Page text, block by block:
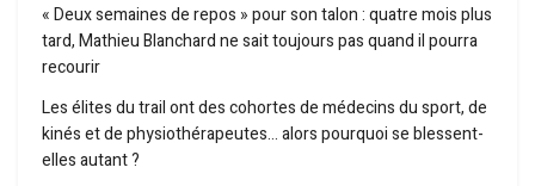
« Deux semaines de repos » pour son talon : quatre mois plus
tard, Mathieu Blanchard ne sait toujours pas quand il pourra
recourir
Les élites du trail ont des cohortes de médecins du sport, de
kinés et de physiothérapeutes… alors pourquoi se blessent-
elles autant ?